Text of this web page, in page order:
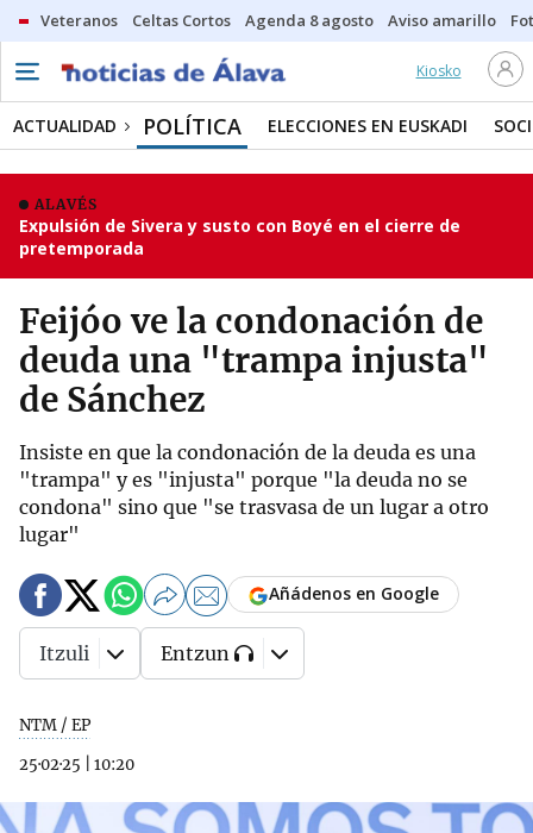
Veteranos Celtas Cortos Agenda 8 agosto Aviso amarillo
Kiosko
ACTUALIDAD POLÍTICA ELECCIONES EN EUSKADI
ALAVÉS
Expulsión de Sivera y susto con Boyé en el cierre de
pretemporada
Feijóo ve la condonación de
deuda una "trampa injusta"
de Sánchez
Insiste en que la condonación de la deuda es una
"trampa" y es "injusta" porque "la deuda no se
condona" sino que "se trasvasa de un lugar a otro
lugar"
NTM / EP
25·02·25
10:20
Añádenos en Google
Itzuli Entzun